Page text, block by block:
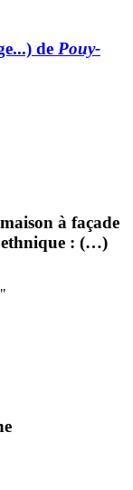
de Pouy-
à façade
ethnique : (…)